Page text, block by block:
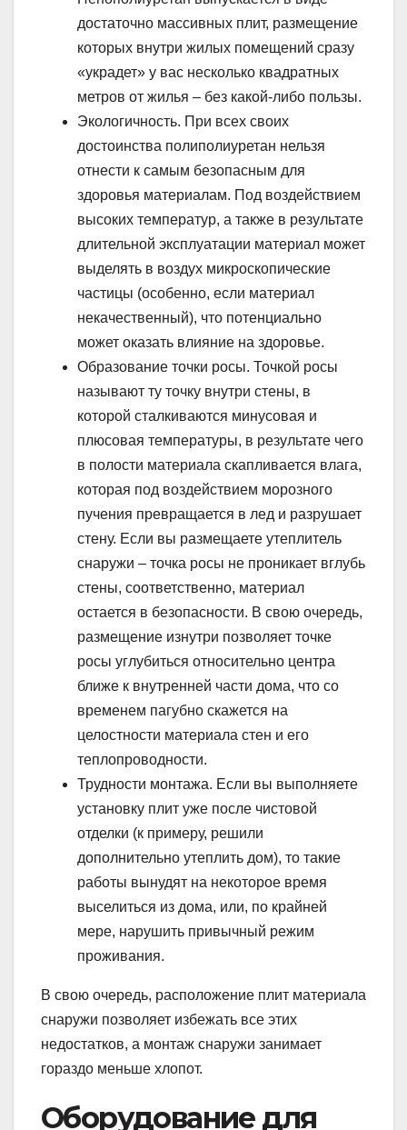
достаточно массивных плит, размещение
которых внутри жилых помещений сразу
«украдет» у вас несколько квадратных
метров от жилья – без какой-либо пользы.
Экологичность. При всех своих
достоинства полиполиуретан нельзя
отнести к самым безопасным для
здоровья материалам. Под воздействием
высоких температур, а также в результате
длительной эксплуатации материал может
выделять в воздух микроскопические
частицы (особенно, если материал
некачественный), что потенциально
может оказать влияние на здоровье.
Образование точки росы. Точкой росы
называют ту точку внутри стены, в
которой сталкиваются минусовая и
плюсовая температуры, в результате чего
в полости материала скапливается влага,
которая под воздействием морозного
пучения превращается в лед и разрушает
стену. Если вы размещаете утеплитель
снаружи – точка росы не проникает вглубь
стены, соответственно, материал
остается в безопасности. В свою очередь,
размещение изнутри позволяет точке
росы углубиться относительно центра
ближе к внутренней части дома, что со
временем пагубно скажется на
целостности материала стен и его
теплопроводности.
Трудности монтажа. Если вы выполняете
установку плит уже после чистовой
отделки (к примеру, решили
дополнительно утеплить дом), то такие
работы вынудят на некоторое время
выселиться из дома, или, по крайней
мере, нарушить привычный режим
проживания.
В свою очередь, расположение плит материала
снаружи позволяет избежать все этих
недостатков, а монтаж снаружи занимает
гораздо меньше хлопот.
Оборудование для